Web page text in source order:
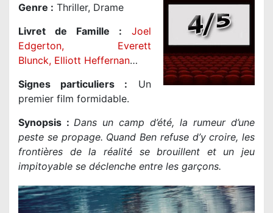
Genre : Thriller, Drame
Livret de Famille :
Joel
Edgerton, Everett
Blunck, Elliott Heffernan…
Signes particuliers : Un
premier film formidable.
Synopsis : Dans un camp d’été, la rumeur d’une
peste se propage. Quand Ben refuse d’y croire, les
frontières de la réalité se brouillent et un jeu
impitoyable se déclenche entre les garçons.